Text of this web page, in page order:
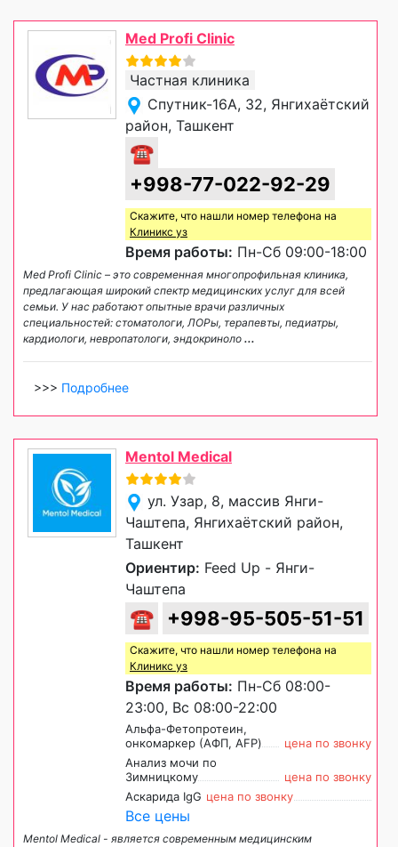
Med Profi Clinic
Частная клиника
Спутник-16А, 32, Янгихаётский
район, Ташкент
☎
+998-77-022-92-29
Скажите, что нашли номер телефона на
Клиникс уз
Время работы: Пн-Сб 09:00-18:00
Med Profi Clinic – это современная многопрофильная клиника,
предлагающая широкий спектр медицинских услуг для всей
семьи. У нас работают опытные врачи различных
специальностей: стоматологи, ЛОРы, терапевты, педиатры,
кардиологи, невропатологи, эндокриноло ...
>>> Подробнее
Mentol Medical
ул. Узар, 8, массив Янги-
Чаштепа, Янгихаётский район,
Ташкент
Ориентир: Feed Up - Янги-
Чаштепа
☎ +998-95-505-51-51
Скажите, что нашли номер телефона на
Клиникс уз
Время работы: Пн-Сб 08:00-
23:00, Вс 08:00-22:00
Альфа-Фетопротеин,
онкомаркер (АФП, AFP)
цена по звонку
Анализ мочи по
Зимницкому
цена по звонку
Аскарида IgG цена по звонку
Все цены
Mentol Medical - является современным медицинским